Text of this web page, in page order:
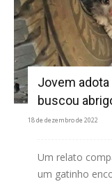
Jovem
buscou
18 de dezembro de 2022
Um relato
um gatinho